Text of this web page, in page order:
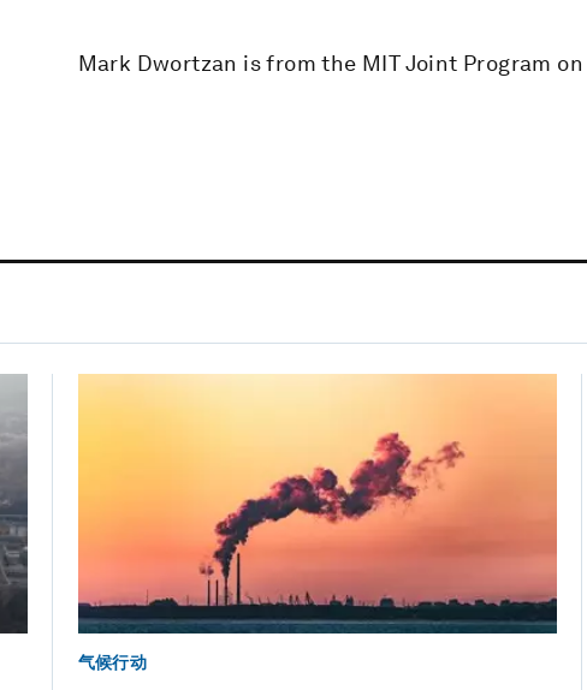
Mark Dwortzan is from the MIT Joint Program
气候行动